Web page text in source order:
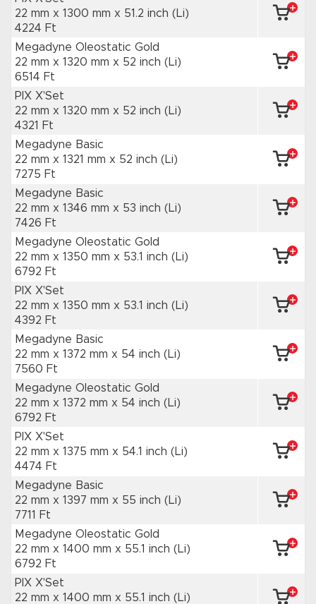
22 mm x 1300 mm x 51.2 inch (Li)
4224 Ft
Megadyne Oleostatic Gold
22 mm x 1320 mm x 52 inch (Li)
6514 Ft
PIX X'Set
22 mm x 1320 mm x 52 inch (Li)
4321 Ft
Megadyne Basic
22 mm x 1321 mm x 52 inch (Li)
7275 Ft
Megadyne Basic
22 mm x 1346 mm x 53 inch (Li)
7426 Ft
Megadyne Oleostatic Gold
22 mm x 1350 mm x 53.1 inch (Li)
6792 Ft
PIX X'Set
22 mm x 1350 mm x 53.1 inch (Li)
4392 Ft
Megadyne Basic
22 mm x 1372 mm x 54 inch (Li)
7560 Ft
Megadyne Oleostatic Gold
22 mm x 1372 mm x 54 inch (Li)
6792 Ft
PIX X'Set
22 mm x 1375 mm x 54.1 inch (Li)
4474 Ft
Megadyne Basic
22 mm x 1397 mm x 55 inch (Li)
7711 Ft
Megadyne Oleostatic Gold
22 mm x 1400 mm x 55.1 inch (Li)
6792 Ft
PIX X'Set
22 mm x 1400 mm x 55.1 inch (Li)